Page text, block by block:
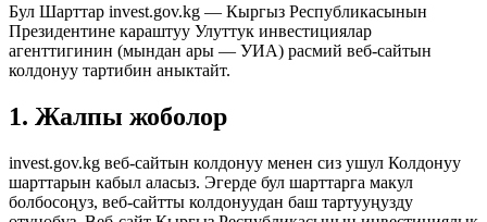
Бул Шарттар invest.gov.kg — Кыргыз Республикасынын
Президентине караштуу Улуттук инвестициялар
агенттигинин (мындан ары — УИА) расмий веб-сайтын
колдонуу тартибин аныктайт.
1. Жалпы жоболор
invest.gov.kg веб-сайтын колдонуу менен сиз ушул Колдонуу
шарттарын кабыл аласыз. Эгерде бул шарттарга макул
болбосоңуз, веб-сайтты колдонуудан баш тартууңузду